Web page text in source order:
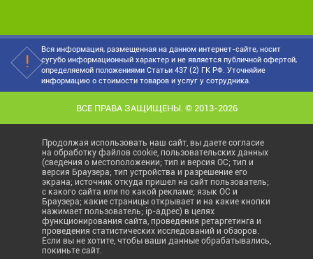
Вся информация, размещенная на данном интернет-сайте, носит
сугубо информационный характер и не является публичной офертой,
определяемой положениями Статьи 437 (2) ГК РФ. Уточняйие
информацию о стоимости товаров и услуг у сотрудника.
ВСЕ ПРАВА ЗАЩИЩЕНЫ. © 2013-2026
Продолжая использовать наш сайт, вы даете согласие
на обработку файлов cookie, пользовательских данных
(сведения о местоположении; тип и версия ОС; тип и
версия Браузера; тип устройства и разрешение его
экрана; источник откуда пришел на сайт пользователь;
с какого сайта или по какой рекламе; язык ОС и
Браузера; какие страницы открывает и на какие кнопки
нажимает пользователь; ip-адрес) в целях
функционирования сайта, проведения ретаргетинга и
проведения статистических исследований и обзоров.
Если вы не хотите, чтобы ваши данные обрабатывались,
покиньте сайт.